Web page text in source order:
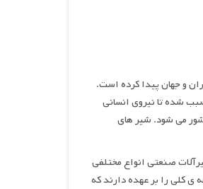
و جهان پیدا کرده است.
شده تا نیروی انسانی
می شود. شیر های
صنعتی انواع مختلفی
ی کلی را بر عهده دارند که